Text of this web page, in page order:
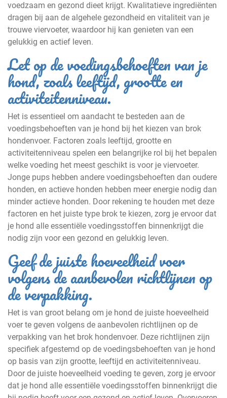
voedzaam en gezond dieet krijgt. Kwalitatieve ingrediënten
dragen bij aan de algehele gezondheid en vitaliteit van je
trouwe viervoeter, waardoor hij kan genieten van een
gelukkig en actief leven.
Let op de voedingsbehoeften van je
hond, zoals leeftijd, grootte en
activiteitenniveau.
Het is essentieel om aandacht te besteden aan de
voedingsbehoeften van je hond bij het kiezen van brok
hondenvoer. Factoren zoals leeftijd, grootte en
activiteitenniveau spelen een belangrijke rol bij het bepalen
welke voeding het meest geschikt is voor je viervoeter.
Jonge pups hebben andere voedingsbehoeften dan oudere
honden, en actieve honden hebben meer energie nodig dan
minder actieve honden. Door rekening te houden met deze
factoren en het juiste type brok te kiezen, zorg je ervoor dat
je hond alle essentiële voedingsstoffen binnenkrijgt die
nodig zijn voor een gezond en gelukkig leven.
Geef de juiste hoeveelheid voer
volgens de aanbevolen richtlijnen op
de verpakking.
Het is van groot belang om je hond de juiste hoeveelheid
voer te geven volgens de aanbevolen richtlijnen op de
verpakking van het brok hondenvoer. Deze richtlijnen zijn
specifiek afgestemd op de voedingsbehoeften van je hond
op basis van zijn grootte, leeftijd en activiteitenniveau.
Door de juiste hoeveelheid voeding te geven, zorg je ervoor
dat je hond alle essentiële voedingsstoffen binnenkrijgt die